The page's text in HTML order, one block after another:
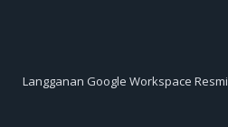
Langganan Google Workspace Resmi